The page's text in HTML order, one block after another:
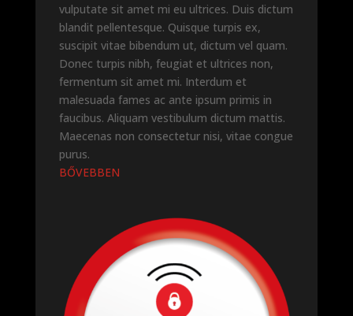
vulputate sit amet mi eu ultrices. Duis dictum
blandit pellentesque. Quisque turpis ex,
suscipit vitae bibendum ut, dictum vel quam.
Donec turpis nibh, feugiat et ultrices non,
fermentum sit amet mi. Interdum et
malesuada fames ac ante ipsum primis in
faucibus. Aliquam vestibulum dictum mattis.
Maecenas non consectetur nisi, vitae congue
purus.
BŐVEBBEN